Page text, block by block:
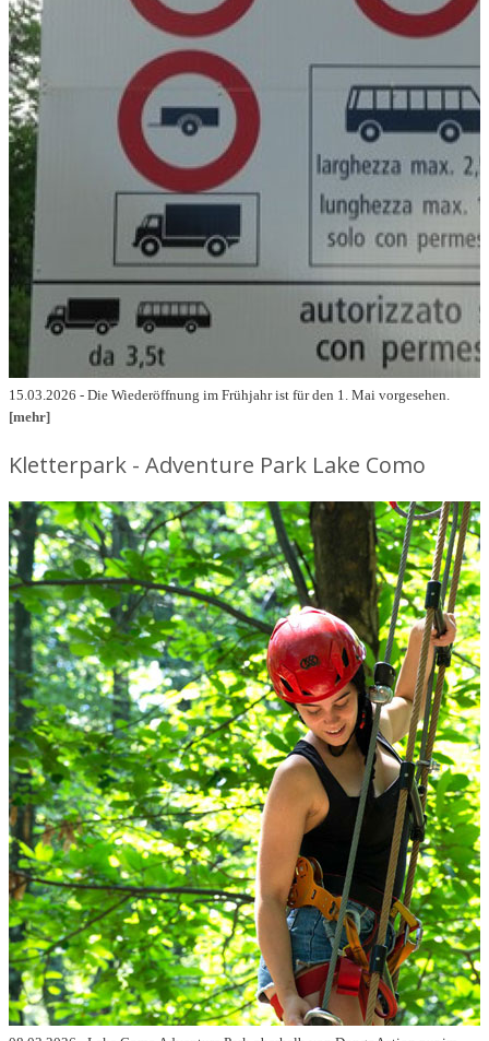
15.03.2026 - Die Wiederöffnung im Frühjahr ist für den 1. Mai vorgesehen.
[mehr]
Kletterpark - Adventure Park Lake Como